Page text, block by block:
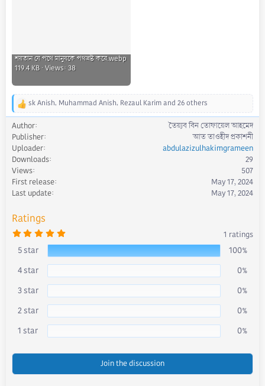
শয়তান যে পথে মানুষকে পথভ্রষ্ট করে.webp
119.4 KB · Views: 38
R
e
a
c
t
i
o
n
s
sk Anish, Muhammad Anish, Rezaul Karimand 26 others
Author
তৈয়্যব বিন তোফায়েল আহমেদ
Publisher
আত তাওহীদ প্রকাশনী
Uploader
abdulazizulhakimgrameen
Downloads
29
Views
507
First release
May 17, 2024
Last update
May 17, 2024
Ratings
5
0
0
s
a
r
1 ratings
5 star
100%
4 star
0%
3 star
0%
2 star
0%
1 star
0%
Join the discussion